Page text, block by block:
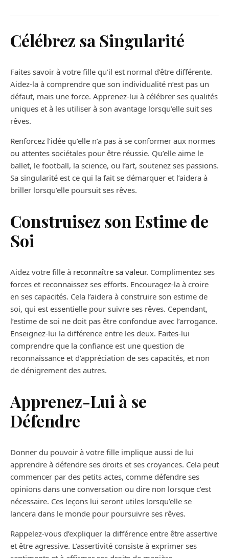
Célébrez sa Singularité
Faites savoir à votre fille qu’il est normal d’être différente.
Aidez-la à comprendre que son individualité n’est pas un
défaut, mais une force. Apprenez-lui à célébrer ses qualités
uniques et à les utiliser à son avantage lorsqu’elle suit ses
rêves.
Renforcez l’idée qu’elle n’a pas à se conformer aux normes
ou attentes sociétales pour être réussie. Qu’elle aime le
ballet, le football, la science, ou l’art, soutenez ses passions.
Sa singularité est ce qui la fait se démarquer et l’aidera à
briller lorsqu’elle poursuit ses rêves.
Construisez son Estime de
Soi
Aidez votre fille à reconnaître sa valeur. Complimentez ses
forces et reconnaissez ses efforts. Encouragez-la à croire
en ses capacités. Cela l’aidera à construire son estime de
soi, qui est essentielle pour suivre ses rêves. Cependant,
l’estime de soi ne doit pas être confondue avec l’arrogance.
Enseignez-lui la différence entre les deux. Faites-lui
comprendre que la confiance est une question de
reconnaissance et d’appréciation de ses capacités, et non
de dénigrement des autres.
Apprenez-Lui à se
Défendre
Donner du pouvoir à votre fille implique aussi de lui
apprendre à défendre ses droits et ses croyances. Cela peut
commencer par des petits actes, comme défendre ses
opinions dans une conversation ou dire non lorsque c’est
nécessaire. Ces leçons lui seront utiles lorsqu’elle se
lancera dans le monde pour poursuivre ses rêves.
Rappelez-vous d’expliquer la différence entre être assertive
et être agressive. L’assertivité consiste à exprimer ses